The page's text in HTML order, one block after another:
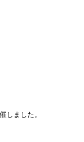
しました。